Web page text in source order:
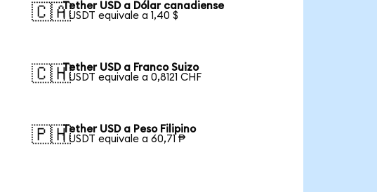
🇨🇦Tether USD a Dólar canadiense
1 USDT equivale a 1,40 $
🇨🇭Tether USD a Franco Suizo
1 USDT equivale a 0,8121 CHF
🇵🇭Tether USD a Peso Filipino
1 USDT equivale a 60,71 ₱